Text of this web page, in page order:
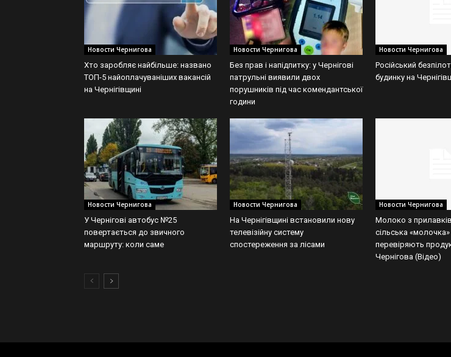
Новости Чернигова
Хто заробляє найбільше: названо
ТОП-5 найоплачуваніших вакансій
на Чернігівщині
Новости Чернигова
Без прав і напідпитку: у Чернігові
патрульні виявили двох
порушників під час комендантської
години
Новости Чернигова
Російський
будинку на
Новости Чернигова
У Чернігові автобус №25
повертається до звичного
маршруту: коли саме
Новости Чернигова
На Чернігівщині встановили нову
телевізійну систему
спостереження за лісами
Новости Чернигова
Молоко з
сільська «молочка»
перевіряють
Чернігова (Відео)